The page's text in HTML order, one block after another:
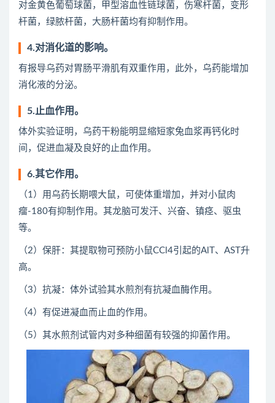
对金黄色葡萄球菌，甲型溶血性链球菌，伤寒杆菌，变形
杆菌，绿脓杆菌，大肠杆菌均有抑制作用。
4.对消化道的影响。
有报导乌药对胃肠平滑肌有双重作用，此外，乌药能增加
消化液的分泌。
5.止血作用。
体外实验证明，乌药干粉能明显缩短家兔血浆再钙化时
间，促进血凝及良好的止血作用。
6.其它作用。
（1）用乌药长期喂大鼠，可使体重增加，并对小鼠肉
瘤-180有抑制作用。其龙脑可发汗、兴奋、镇痉、驱虫
等。
（2）保肝：其提取物可预防小鼠CCl4引起的AlT、AST升
高。
（3）抗凝：体外试验其水煎剂有抗凝血酶作用。
（4）有促进凝血而止血的作用。
（5）其水煎剂试管内对多种细菌有较强的抑菌作用。